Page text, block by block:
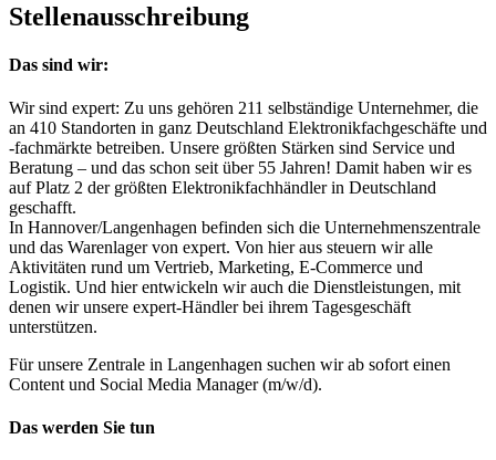
Stellenausschreibung
Das sind wir:
Wir sind expert: Zu uns gehören 211 selbständige Unternehmer, die
an 410 Standorten in ganz Deutschland Elektronikfachgeschäfte und
-fachmärkte betreiben. Unsere größten Stärken sind Service und
Beratung – und das schon seit über 55 Jahren! Damit haben wir es
auf Platz 2 der größten Elektronikfachhändler in Deutschland
geschafft.
In Hannover/Langenhagen befinden sich die Unternehmenszentrale
und das Warenlager von expert. Von hier aus steuern wir alle
Aktivitäten rund um Vertrieb, Marketing, E-Commerce und
Logistik. Und hier entwickeln wir auch die Dienstleistungen, mit
denen wir unsere expert-Händler bei ihrem Tagesgeschäft
unterstützen.
Für unsere Zentrale in Langenhagen suchen wir ab sofort einen
Content und Social Media Manager (m/w/d).
Das werden Sie tun